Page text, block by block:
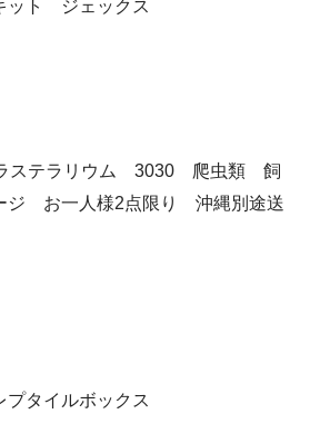
ット ジェックス
ステラリウム 3030 爬虫類 飼
お一人様2点限り 沖縄別途送
タイルボックス